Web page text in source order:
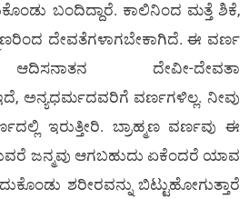
ಬಂದಿದ್ದಾರೆ. ಕಾಲಿನಿಂದ ಮತ್ತೆ ಶಿಕೆ,
ದೇವತೆಗಳಾಗಬೇಕಾಗಿದೆ. ಈ ವರ್ಣ
ಆದಿಸನಾತನ ದೇವೀ-ದೇವತಾ
ಅನ್ಯಧರ್ಮದವರಿಗೆ ವರ್ಣಗಳಿಲ್ಲ. ನೀವು
ಇರುತ್ತೀರಿ. ಬ್ರಾಹ್ಮಣ ವರ್ಣವು ಈ
ಜನ್ಮವು ಆಗಬಹುದು ಏಕೆಂದರೆ ಯಾವ
ಶರೀರವನ್ನು ಬಿಟ್ಟುಹೋಗುತ್ತಾರೆ